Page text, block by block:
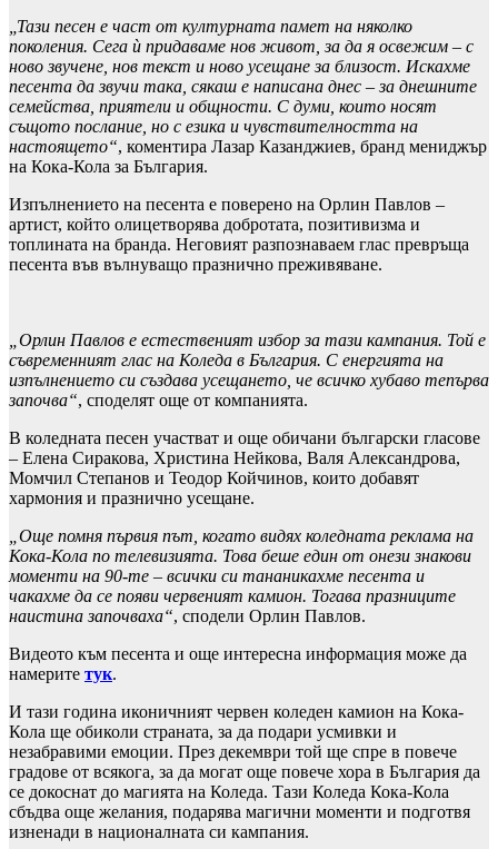
„Тази песен е част от културната памет на няколко
поколения. Сега ѝ придаваме нов живот, за да я освежим – с
ново звучене, нов текст и ново усещане за близост. Искахме
песента да звучи така, сякаш е написана днес – за днешните
семейства, приятели и общности. С думи, които носят
същото послание, но с езика и чувствителността на
настоящето“, коментира Лазар Казанджиев, бранд мениджър
на Кока-Кола за България.
Изпълнението на песента е поверено на Орлин Павлов –
артист, който олицетворява добротата, позитивизма и
топлината на бранда. Неговият разпознаваем глас превръща
песента във вълнуващо празнично преживяване.
„Орлин Павлов е естественият избор за тази кампания. Той е
съвременният глас на Коледа в България. С енергията на
изпълнението си създава усещането, че всичко хубаво тепърва
започва“, споделят още от компанията.
В коледната песен участват и още обичани български гласове
– Елена Сиракова, Христина Нейкова, Валя Александрова,
Момчил Степанов и Теодор Койчинов, които добавят
хармония и празнично усещане.
„Още помня първия път, когато видях коледната реклама на
Кока-Кола по телевизията. Това беше един от онези знакови
моменти на 90-те – всички си тананикахме песента и
чакахме да се появи червеният камион. Тогава празниците
наистина започваха“, сподели Орлин Павлов.
Видеото към песента и още интересна информация може да
намерите тук.
И тази година иконичният червен коледен камион на Кока-
Кола ще обиколи страната, за да подари усмивки и
незабравими емоции. През декември той ще спре в повече
градове от всякога, за да могат още повече хора в България да
се докоснат до магията на Коледа. Тази Коледа Кока-Кола
сбъдва още желания, подарява магични моменти и подготвя
изненади в националната си кампания.